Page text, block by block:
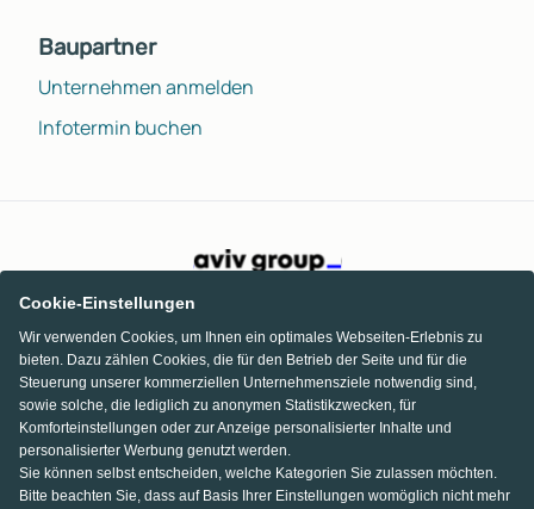
Baupartner
Unternehmen anmelden
Infotermin buchen
Cookie-Einstellungen
Wir verwenden Cookies, um Ihnen ein optimales Webseiten-Erlebnis zu
bieten. Dazu zählen Cookies, die für den Betrieb der Seite und für die
Steuerung unserer kommerziellen Unternehmensziele notwendig sind,
sowie solche, die lediglich zu anonymen Statistikzwecken, für
Komforteinstellungen oder zur Anzeige personalisierter Inhalte und
personalisierter Werbung genutzt werden.
Sie können selbst entscheiden, welche Kategorien Sie zulassen möchten.
Bitte beachten Sie, dass auf Basis Ihrer Einstellungen womöglich nicht mehr